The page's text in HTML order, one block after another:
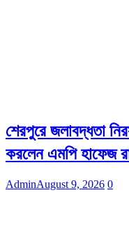
শেরপুরে জলাবদ্ধতা
করলেন এমপি হাফেজ
AdminAugust 9, 2026 0